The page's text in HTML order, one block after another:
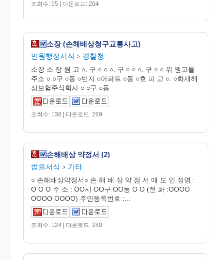
조회수: 55 | 다운로드: 204
소장 (손해배상청구교통사고)
민원행정서식 > 경찰청
소장 소 장 원 고 ○. 구 ○ ○ ○. 구 ○ ○ ○. 구 ○ ○ 위 원고들
주소 ○ ○구 ○동 ○번지 ○아파트 ○동 ○호 피 고 ○. ○화재해
상보험주식회사 ○ ○구 ○동...
조회수: 138 | 다운로드: 299
손해배상 약정서 (2)
법률서식 > 기타
○ 손해배상약정서○ 손 해 배 상 약 정 서 매 도 인 성명 :
O O O 주 소 : OO시 OO구 OO동 O O (전 화 :OOOO
OOOO OOOO) 주민등록번호 :...
조회수: 124 | 다운로드: 280